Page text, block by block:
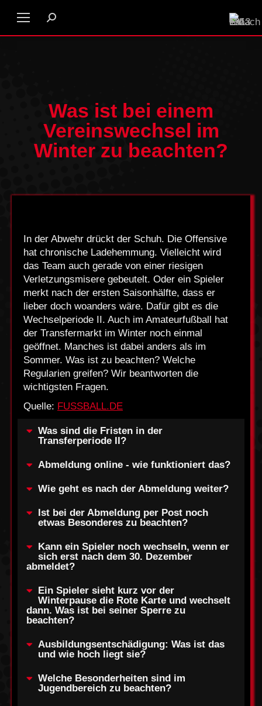
Was ist bei einem
Vereinswechsel im
Winter zu beachten?
In der Abwehr drückt der Schuh. Die Offensive
hat chronische Ladehemmung. Vielleicht wird
das Team auch gerade von einer riesigen
Verletzungsmisere gebeutelt. Oder ein Spieler
merkt nach der ersten Saisonhälfte, dass er
lieber doch woanders wäre. Dafür gibt es die
Wechselperiode II. Auch im Amateurfußball hat
der Transfermarkt im Winter noch einmal
geöffnet. Manches ist dabei anders als im
Sommer. Was ist zu beachten? Welche
Regularien greifen? Wir beantworten die
wichtigsten Fragen.
Quelle: FUSSBALL.DE
Was sind die Fristen in der
Transferperiode II?
Abmeldung online - wie funktioniert das?
Wie geht es nach der Abmeldung weiter?
Ist bei der Abmeldung per Post noch
etwas Besonderes zu beachten?
Kann ein Spieler noch wechseln, wenn er
sich erst nach dem 30. Dezember
abmeldet?
Ein Spieler sieht kurz vor der
Winterpause die Rote Karte und wechselt
dann. Was ist bei seiner Sperre zu
beachten?
Ausbildungsentschädigung: Was ist das
und wie hoch liegt sie?
Welche Besonderheiten sind im
Jugendbereich zu beachten?